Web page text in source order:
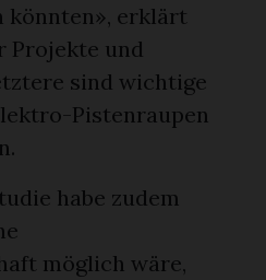
könnten», erklärt
Projekte und
sind wichtige
Pistenraupen
habe zudem
möglich wäre,